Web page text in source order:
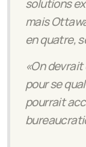
solutions
mais
en quatre,
«On
pour se
pourrait